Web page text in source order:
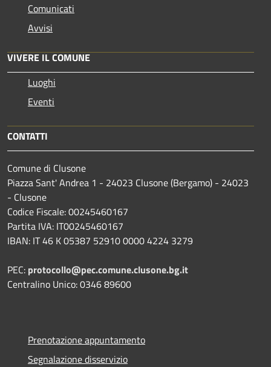
Comunicati
Avvisi
VIVERE IL COMUNE
Luoghi
Eventi
CONTATTI
Comune di Clusone
Piazza Sant' Andrea 1 - 24023 Clusone (Bergamo) - 24023
- Clusone
Codice Fiscale: 00245460167
Partita IVA: IT00245460167
IBAN: IT 46 K 05387 52910 0000 4224 3279
PEC: protocollo@pec.comune.clusone.bg.it
Centralino Unico: 0346 89600
Prenotazione appuntamento
Segnalazione disservizio